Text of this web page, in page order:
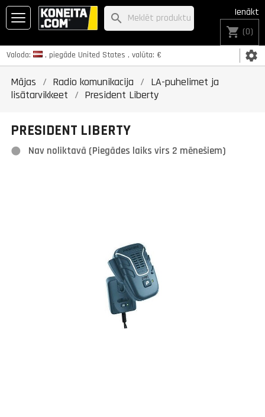
Valoda: , piegāde United States , valūta: € settings
Ienākt
shopping_cart (0)
search
Mājas Radio komunikacija
LA-puhelimet ja
lisätarvikkeet
President Liberty
PRESIDENT LIBERTY
Nav noliktavā (Piegādes laiks virs 2 mēnešiem)